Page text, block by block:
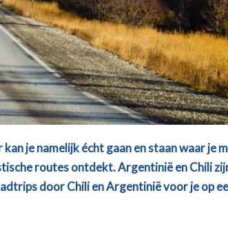
je namelijk écht gaan en staan waar je
routes ontdekt. Argentinië en Chili
door Chili en Argentinië voor je op